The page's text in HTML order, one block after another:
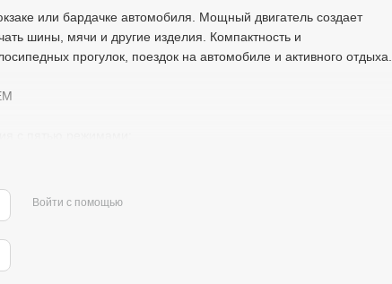
или бардачке автомобиля. Мощный двигатель создает
шины, мячи и другие изделия. Компактность и
прогулок, поездок на автомобиле и активного отдыха.
Войти с помощью